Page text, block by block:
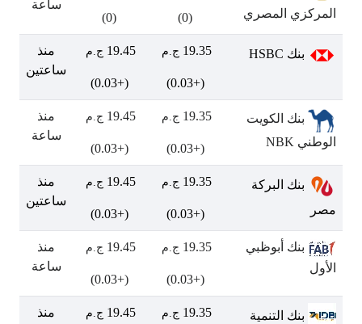
المركزي المصري (0)
(0)
ساعة
بنك HSBC 19.35 ج.م
(+0.03)
19.45 ج.م
(+0.03)
منذ
ساعتين
بنك الكويت
الوطني NBK
19.35 ج.م
(+0.03)
19.45 ج.م
(+0.03)
منذ
ساعة
بنك البركة
مصر
19.35 ج.م
(+0.03)
19.45 ج.م
(+0.03)
منذ
ساعتين
بنك أبوظبي
الأول
19.35 ج.م
(+0.03)
19.45 ج.م
(+0.03)
منذ
ساعة
بنك التنمية
19.35 ج.م 19.45 ج.م
منذ